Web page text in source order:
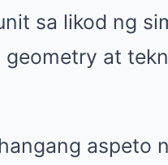
sa likod ng
at
aspeto